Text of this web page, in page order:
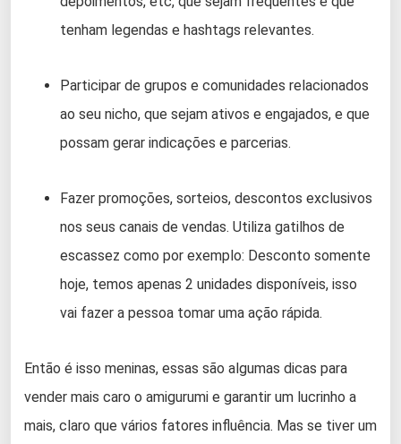
tenham legendas e hashtags relevantes.
Participar de grupos e comunidades relacionados
ao seu nicho, que sejam ativos e engajados, e que
possam gerar indicações e parcerias.
Fazer promoções, sorteios, descontos exclusivos
nos seus canais de vendas. Utiliza gatilhos de
escassez como por exemplo: Desconto somente
hoje, temos apenas 2 unidades disponíveis, isso
vai fazer a pessoa tomar uma ação rápida.
Então é isso meninas, essas são algumas dicas para
vender mais caro o amigurumi e garantir um lucrinho a
mais, claro que vários fatores influência. Mas se tiver um